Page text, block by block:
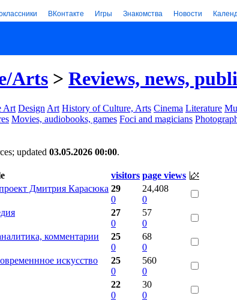
ВКонтакте Игры Знакомства Новости
Arts > Reviews, news,
Art Design Art History of Culture, Arts Cinema Literature
Movies, audiobooks, games Foci and magicians
updated 03.05.2026 00:00.
visitors page views
Дмитрия Карасюка 29
0
24,408
0
27
0
57
0
комментарии
25
0
68
0
искусство
25
0
560
0
22
0
30
0